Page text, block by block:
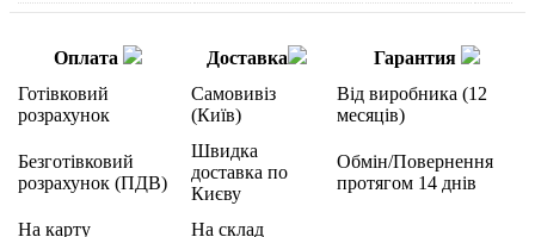
Оплата Доставка
Гарантия
Готівковий
розрахунок
Самовивіз
(Київ)
Від виробника (12
месяців)
Безготівковий
розрахунок (ПДВ)
Швидка
доставка по
Києву
Обмін/Повернення
протягом 14 днів
На карту На склад